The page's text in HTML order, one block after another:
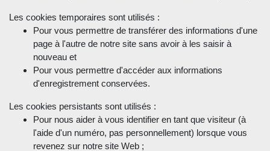
Les cookies temporaires sont utilisés :
Pour vous permettre de transférer des informations d'une
page à l'autre de notre site sans avoir à les saisir à
nouveau et
Pour vous permettre d'accéder aux informations
d'enregistrement conservées.
Les cookies persistants sont utilisés :
Pour nous aider à vous identifier en tant que visiteur (à
l'aide d'un numéro, pas personnellement) lorsque vous
revenez sur notre site Web ;